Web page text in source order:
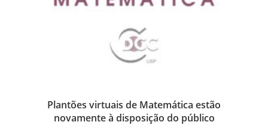
Plantões virtuais de Matemática estão
novamente à disposição do público